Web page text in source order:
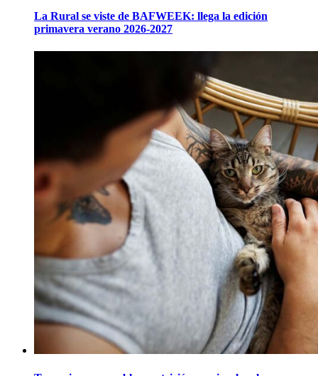
La Rural se viste de BAFWEEK: llega la edición
primavera verano 2026-2027